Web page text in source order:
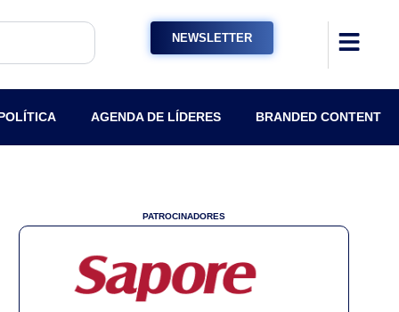
NEWSLETTER
AGENDA DE LÍDERES BRANDED CONTENT
PATROCINADORES